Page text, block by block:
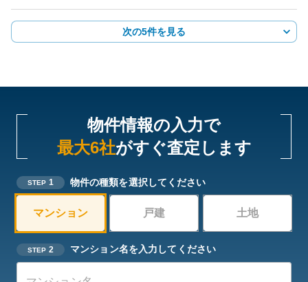
次の5件を見る
物件情報の入力で
最大6社がすぐ査定します
STEP 1 物件の種類を選択してください
マンション 戸建 土地
STEP 2 マンション名を入力してください